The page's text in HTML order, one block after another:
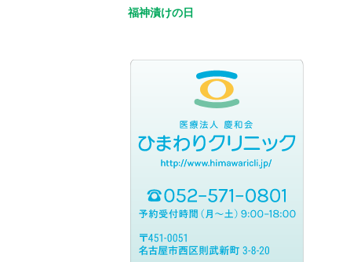
福神漬けの日